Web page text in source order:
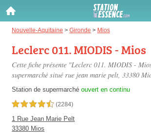
Nouvelle-Aquitaine > Gironde > Mios
Leclerc 011. MIODIS - Mios
Cette fiche présente "Leclerc 011. MIODIS -
supermarché situé rue jean marie pelt, 33380
Station de supermarché ouvert en continu
4,5 étoiles sur 5 (2284)
1 Rue Jean Marie Pelt
33380 Mios
Gazole :
Disponible
SP 98 :
Disponible
SP 95 :